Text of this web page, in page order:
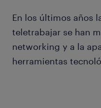
En los últimos años
teletrabajar se han
networking y a la
herramientas